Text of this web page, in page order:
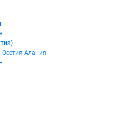
Осетия-Алания